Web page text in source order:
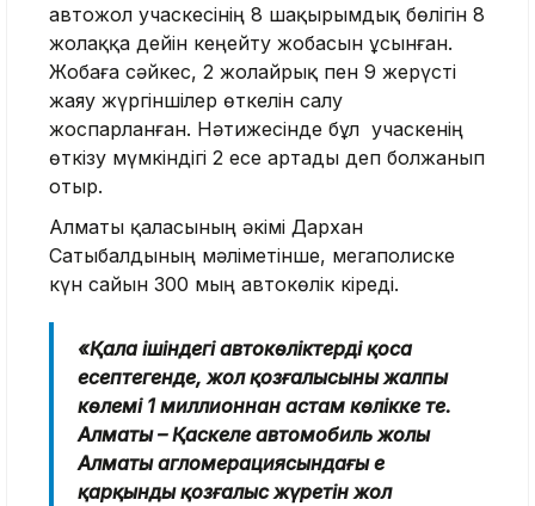
автожол учаскесінің 8 шақырымдық бөлігін 8
жолаққа дейін кеңейту жобасын ұсынған.
Жобаға сәйкес, 2 жолайрық пен 9 жерүсті
жаяу жүргіншілер өткелін салу
жоспарланған. Нәтижесінде бұл учаскенің
өткізу мүмкіндігі 2 есе артады деп болжанып
отыр.
Алматы қаласының әкімі Дархан
Сатыбалдының мәліметінше, мегаполиске
күн сайын 300 мың автокөлік кіреді.
«Қала ішіндегі автокөліктерді қоса
есептегенде, жол қозғалысының жалпы
көлемі 1 миллионнан астам көлікке тең.
Алматы – Қаскелең автомобиль жолы
Алматы агломерациясындағы ең
қарқынды қозғалыс жүретін жол